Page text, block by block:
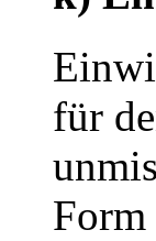
für
Form